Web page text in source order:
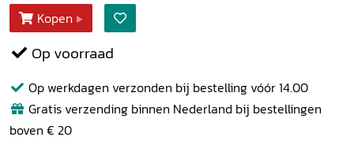
Kopen
Op voorraad
Op werkdagen verzonden bij bestelling vóór 14.00
Gratis verzending binnen Nederland bij bestellingen
boven € 20